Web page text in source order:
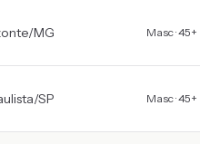
/MG Masc · 45+
/SP Masc · 45+